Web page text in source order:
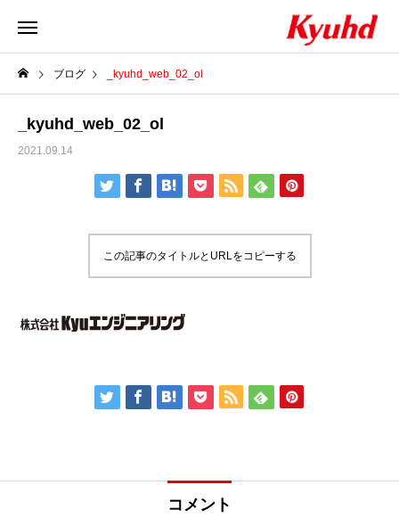
ブログ _kyuhd_web_02_ol
_kyuhd_web_02_ol
2021.09.14
この記事のタイトルとURLをコピーする
コメント